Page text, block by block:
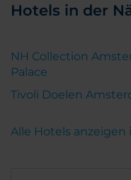
Hotels in der
NH Collection
Palace
Tivoli Doelen
Alle Hotels